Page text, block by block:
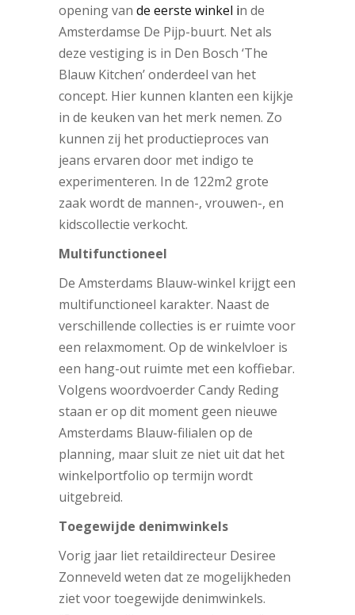
opening van de eerste winkel in de
Amsterdamse De Pijp-buurt. Net als
deze vestiging is in Den Bosch ‘The
Blauw Kitchen’ onderdeel van het
concept. Hier kunnen klanten een kijkje
in de keuken van het merk nemen. Zo
kunnen zij het productieproces van
jeans ervaren door met indigo te
experimenteren. In de 122m2 grote
zaak wordt de mannen-, vrouwen-, en
kidscollectie verkocht.
Multifunctioneel
De Amsterdams Blauw-winkel krijgt een
multifunctioneel karakter. Naast de
verschillende collecties is er ruimte voor
een relaxmoment. Op de winkelvloer is
een hang-out ruimte met een koffiebar.
Volgens woordvoerder Candy Reding
staan er op dit moment geen nieuwe
Amsterdams Blauw-filialen op de
planning, maar sluit ze niet uit dat het
winkelportfolio op termijn wordt
uitgebreid.
Toegewijde denimwinkels
Vorig jaar liet retaildirecteur Desiree
Zonneveld weten dat ze mogelijkheden
ziet voor toegewijde denimwinkels.